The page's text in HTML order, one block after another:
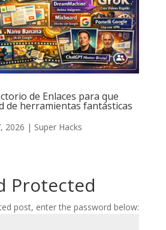
de Enlaces para que
de herramientas fantásticas
2026 | Super Hacks
Protected
post, enter the password below: